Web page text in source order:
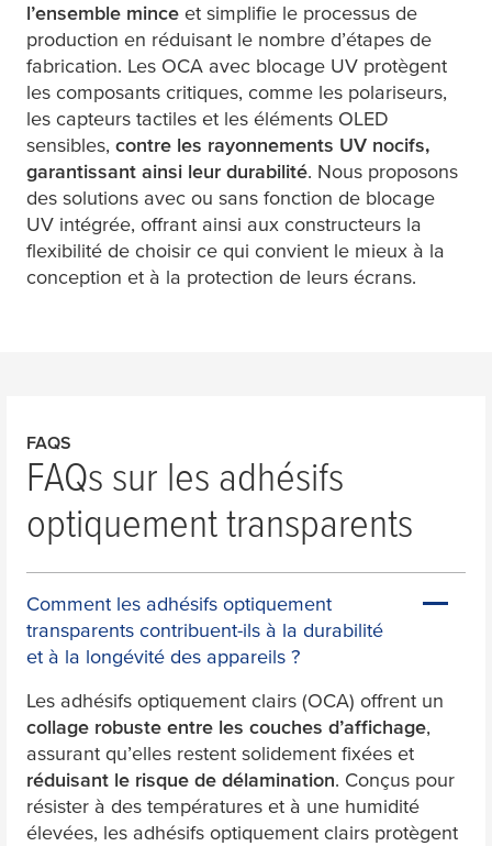
l’ensemble mince et simplifie le processus de
production en réduisant le nombre d’étapes de
fabrication. Les OCA avec blocage UV protègent
les composants critiques, comme les polariseurs,
les capteurs tactiles et les éléments OLED
sensibles, contre les rayonnements UV nocifs,
garantissant ainsi leur durabilité. Nous proposons
des solutions avec ou sans fonction de blocage
UV intégrée, offrant ainsi aux constructeurs la
flexibilité de choisir ce qui convient le mieux à la
conception et à la protection de leurs écrans.
FAQS
FAQs sur les adhésifs
optiquement transparents
Comment les adhésifs optiquement
transparents contribuent-ils à la durabilité
et à la longévité des appareils ?
Les adhésifs optiquement clairs (OCA) offrent un
collage robuste entre les couches d’affichage,
assurant qu’elles restent solidement fixées et
réduisant le risque de délamination. Conçus pour
résister à des températures et à une humidité
élevées, les adhésifs optiquement clairs protègent